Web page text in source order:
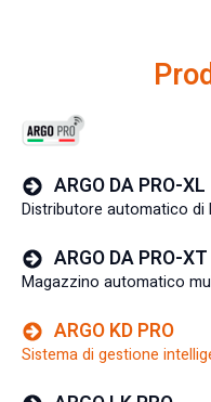
ARGO DA PRO-XL
Distributore automatico di
ARGO DA PRO-XT
Magazzino automatico
ARGO KD PRO
Sistema di gestione